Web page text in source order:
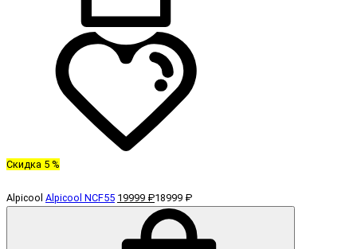
Скидка 5 %
Alpicool Alpicool NCF55 19999 ₽18999 ₽